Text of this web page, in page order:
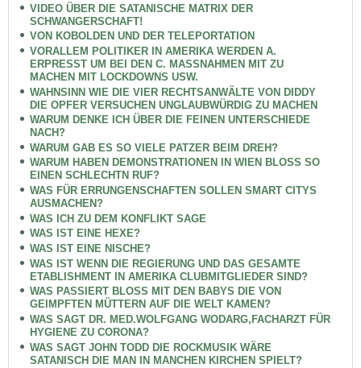
VIDEO ÜBER DIE SATANISCHE MATRIX DER
SCHWANGERSCHAFT!
VON KOBOLDEN UND DER TELEPORTATION
VORALLEM POLITIKER IN AMERIKA WERDEN A.
ERPRESST UM BEI DEN C. MASSNAHMEN MIT ZU
MACHEN MIT LOCKDOWNS USW.
WAHNSINN WIE DIE VIER RECHTSANWÄLTE VON DIDDY
DIE OPFER VERSUCHEN UNGLAUBWÜRDIG ZU MACHEN
WARUM DENKE ICH ÜBER DIE FEINEN UNTERSCHIEDE
NACH?
WARUM GAB ES SO VIELE PATZER BEIM DREH?
WARUM HABEN DEMONSTRATIONEN IN WIEN BLOSS SO
EINEN SCHLECHTN RUF?
WAS FÜR ERRUNGENSCHAFTEN SOLLEN SMART CITYS
AUSMACHEN?
WAS ICH ZU DEM KONFLIKT SAGE
WAS IST EINE HEXE?
WAS IST EINE NISCHE?
WAS IST WENN DIE REGIERUNG UND DAS GESAMTE
ETABLISHMENT IN AMERIKA CLUBMITGLIEDER SIND?
WAS PASSIERT BLOSS MIT DEN BABYS DIE VON
GEIMPFTEN MÜTTERN AUF DIE WELT KAMEN?
WAS SAGT DR. MED.WOLFGANG WODARG,FACHARZT FÜR
HYGIENE ZU CORONA?
WAS SAGT JOHN TODD DIE ROCKMUSIK WÄRE
SATANISCH DIE MAN IN MANCHEN KIRCHEN SPIELT?